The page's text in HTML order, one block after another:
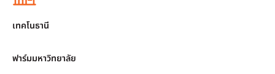
เทคโนธานี
ฟาร์มมหาวิทยาลัย